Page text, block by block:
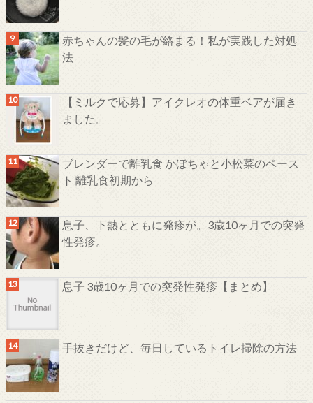
赤ちゃんの髪の毛が絡まる！私が実践した対処
法
【ミルクで応募】アイクレオの体重ベアが届き
ました。
ブレンダーで離乳食 かぼちゃと小松菜のペース
ト 離乳食初期から
息子、下熱とともに発疹が。3歳10ヶ月での突発
性発疹。
息子 3歳10ヶ月での突発性発疹【まとめ】
手抜きだけど、毎日しているトイレ掃除の方法